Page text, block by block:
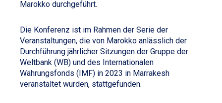
Marokko durchgeführt.
Die Konferenz ist im Rahmen der Serie der
Veranstaltungen, die von Marokko anlässlich der
Durchführung jährlicher Sitzungen der Gruppe der
Weltbank (WB) und des Internationalen
Währungsfonds (IMF) in 2023 in Marrakesh
veranstaltet wurden, stattgefunden.